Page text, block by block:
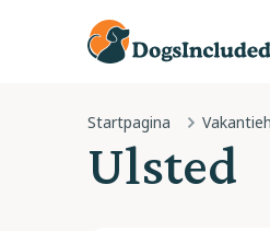
Startpagina
Ulsted